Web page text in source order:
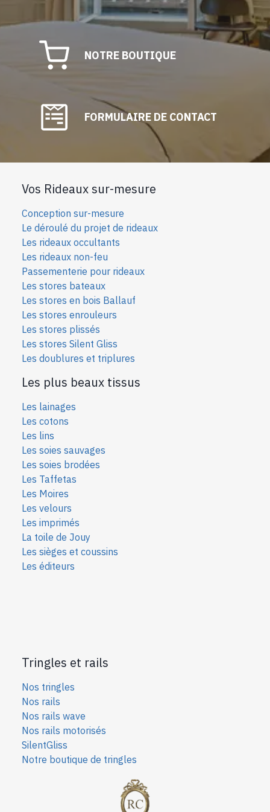
NOTRE BOUTIQUE
FORMULAIRE DE CONTACT
Vos Rideaux sur-mesure
Conception sur-mesure
Le déroulé du projet de rideaux
Les rideaux occultants
Les rideaux non-feu
Passementerie pour rideaux
Les stores bateaux
Les stores en bois Ballauf
Les stores enrouleurs
Les stores plissés
Les stores Silent Gliss
Les doublures et triplures
Les plus beaux tissus
Les lainages
Les cotons
Les lins
Les soies sauvages
Les soies brodées
Les Taffetas
Les Moires
Les velours
Les imprimés
La toile de Jouy
Les sièges et coussins
Les éditeurs
Tringles et rails
Nos tringles
Nos rails
Nos rails wave
Nos rails motorisés
SilentGliss
Notre boutique de tringles